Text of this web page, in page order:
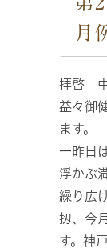
月
拝啓 中
益々御
ます。
一昨日
浮かぶ
繰り広
扨、今
す。神